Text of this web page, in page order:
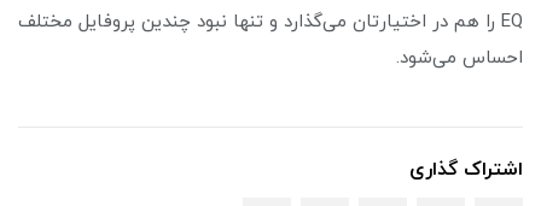
EQ را هم در اختیارتان می‌گذارد و تنها نبود چندین پروفایل مختلف
احساس می‌شود.
اشتراک گذاری